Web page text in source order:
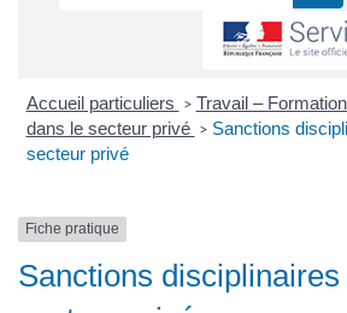
Accueil particuliers > Travail – Formation
dans le secteur privé > Sanctions
secteur privé
Fiche pratique
Sanctions